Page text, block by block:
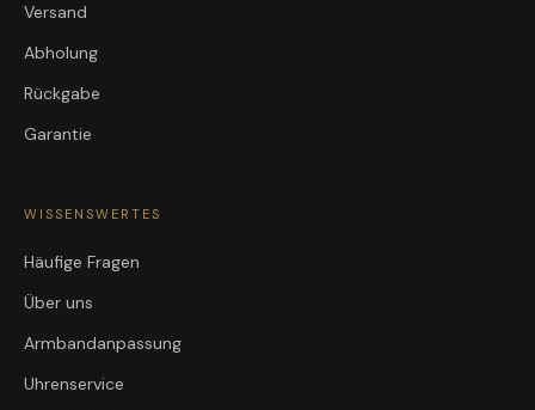
Versand
Abholung
Rückgabe
Garantie
WISSENSWERTES
Häufige Fragen
Über uns
Armbandanpassung
Uhrenservice